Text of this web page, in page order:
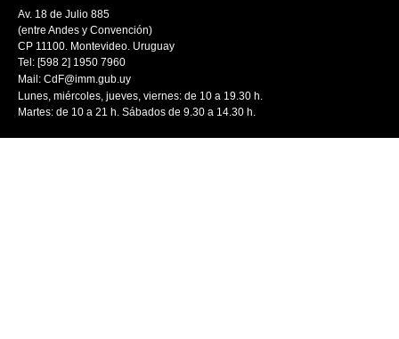
Av. 18 de Julio 885
(entre Andes y Convención)
CP 11100. Montevideo. Uruguay
Tel: [598 2] 1950 7960
Mail: CdF@imm.gub.uy
Lunes, miércoles, jueves, viernes: de 10 a 19.30 h.
Martes: de 10 a 21 h. Sábados de 9.30 a 14.30 h.